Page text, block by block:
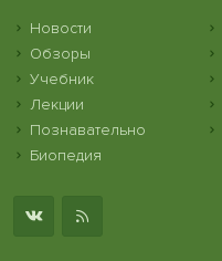
Новости
Обзоры
Учебник
Лекции
Познавательно
Биопедия